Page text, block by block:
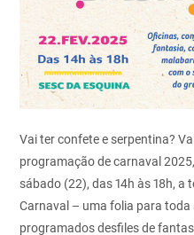
Vai ter confete e serpentina?
programação de carnaval
sábado (22), das 14h às 18h, a
Carnaval – uma folia para
programados desfiles de